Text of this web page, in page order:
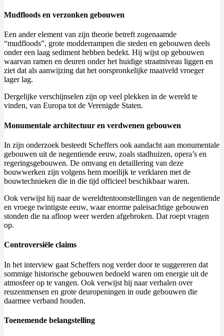
Mudfloods en verzonken gebouwen
Een ander element van zijn theorie betreft zogenaamde
“mudfloods”, grote modderrampen die steden en gebouwen deels
onder een laag sediment hebben bedekt. Hij wijst op gebouwen
waarvan ramen en deuren onder het huidige straatniveau liggen en
ziet dat als aanwijzing dat het oorspronkelijke maaiveld vroeger
lager lag.
Dergelijke verschijnselen zijn op veel plekken in de wereld te
vinden, van Europa tot de Verenigde Staten.
Monumentale architectuur en verdwenen gebouwen
In zijn onderzoek besteedt Scheffers ook aandacht aan monumentale
gebouwen uit de negentiende eeuw, zoals stadhuizen, opera’s en
regeringsgebouwen. De omvang en detaillering van deze
bouwwerken zijn volgens hem moeilijk te verklaren met de
bouwtechnieken die in die tijd officieel beschikbaar waren.
Ook verwijst hij naar de wereldtentoonstellingen van de negentiende
en vroege twintigste eeuw, waar enorme paleisachtige gebouwen
stonden die na afloop weer werden afgebroken. Dat roept vragen
op.
Controversiële claims
In het interview gaat Scheffers nog verder door te suggereren dat
sommige historische gebouwen bedoeld waren om energie uit de
atmosfeer op te vangen. Ook verwijst hij naar verhalen over
reuzenmensen en grote deuropeningen in oude gebouwen die
daarmee verband houden.
Toenemende belangstelling